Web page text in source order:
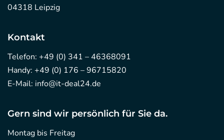
04318 Leipzig
Kontakt
Telefon: +49 (0) 341 – 46368091
Handy: +49 (0) 176 – 96715820
E-Mail: info@it-deal24.de
Gern sind wir persönlich für Sie da.
Montag bis Freitag